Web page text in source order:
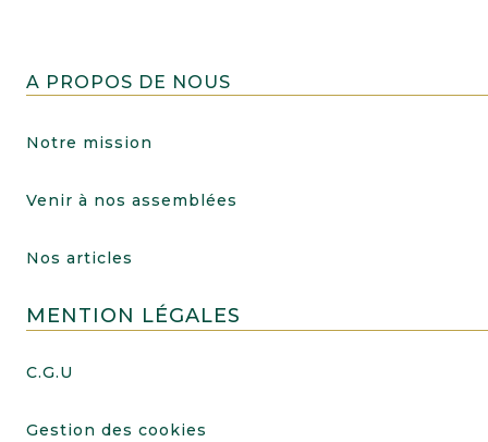
A PROPOS DE NOUS
Notre mission
Venir à nos assemblées
Nos articles
MENTION LÉGALES
C.G.U
Gestion des cookies